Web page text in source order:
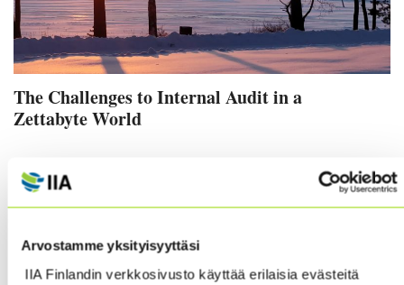
Arvostamme yksityisyyttäsi
IIA Finlandin verkkosivusto käyttää erilaisia evästeitä
The Challenges to Internal Audit in a
Zettabyte World
Richard Chambers, 20 January 2019
connectivity, known as 5G, will soon be reality, with